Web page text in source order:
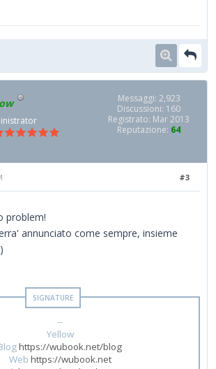
Messaggi: 2,923
Discussioni: 160
Registrato: Mar 2013
Reputazione: 64
#3
problem!
annunciato come sempre, insieme
--
Yellow
https://wubook.net/blog
Web https://wubook.net